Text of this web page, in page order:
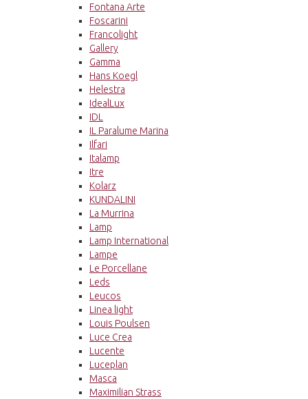
Fontana Arte
Foscarini
Francolight
Gallery
Gamma
Hans Koegl
Helestra
IdealLux
IDL
IL Paralume Marina
Ilfari
Italamp
Itre
Kolarz
KUNDALINI
La Murrina
Lamp
Lamp International
Lampe
Le Porcellane
Leds
Leucos
Linea light
Louis Poulsen
Luce Crea
Lucente
Luceplan
Masca
Maximilian Strass